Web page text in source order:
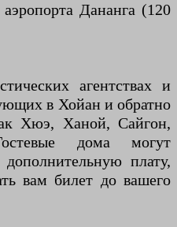
Дананга (120
агентствах и
в Хойан и обратно
Хюэ, Ханой, Сайгон,
дома могут
плату,
вам билет до вашего